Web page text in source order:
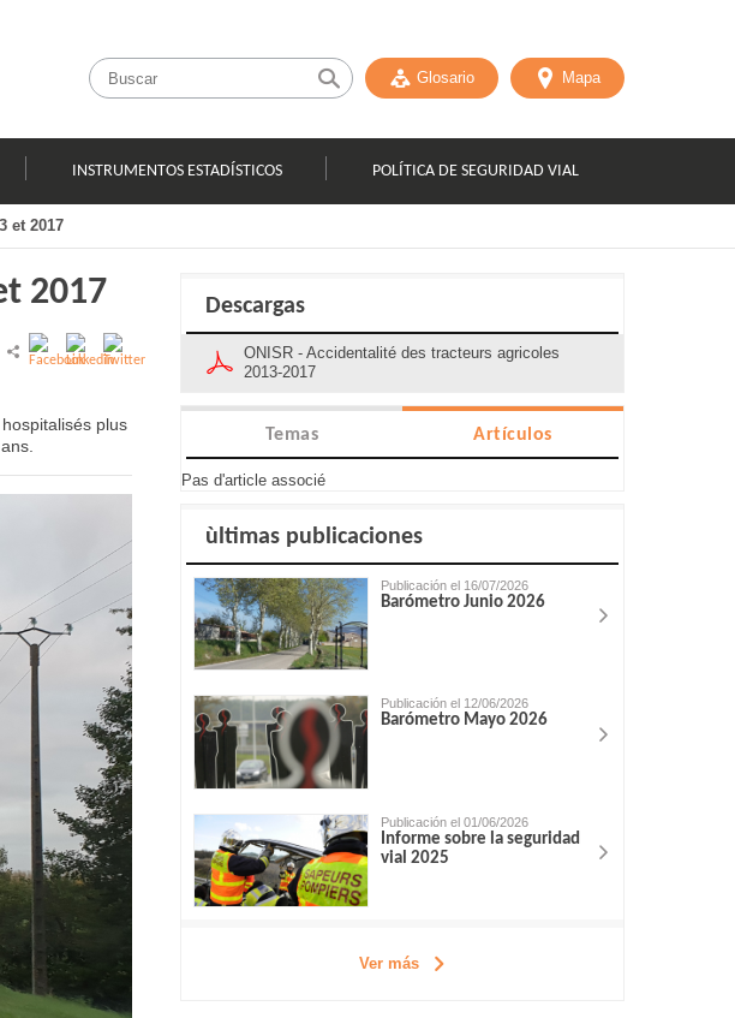
Glosario Mapa
INSTRUMENTOS ESTADÍSTICOS POLÍTICA DE SEGURIDAD VIAL
et 2017
2017
plus
Descargas
ONISR - Accidentalité des tracteurs agricoles
2013-2017
Temas Artículos
Pas d'article associé
ùltimas publicaciones
Publicación el 16/07/2026
Barómetro Junio 2026
Publicación el 12/06/2026
Barómetro Mayo 2026
Publicación el 01/06/2026
Informe sobre la seguridad
vial 2025
Ver más